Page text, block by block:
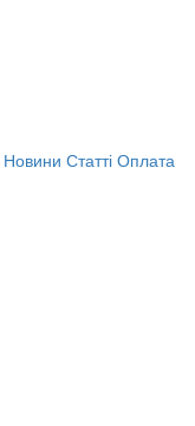
Новини Статті Оплата